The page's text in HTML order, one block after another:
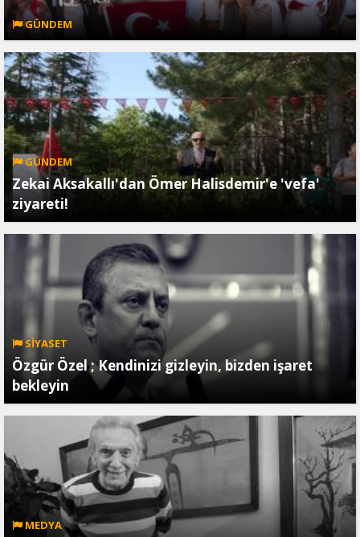
GÜNDEM
GÜNDEM
Zekai Aksakallı'dan Ömer Halisdemir'e 'vefa'
ziyareti!
SİYASET
Özgür Özel ; Kendinizi gizleyin, bizden işaret
bekleyin
MEDYA